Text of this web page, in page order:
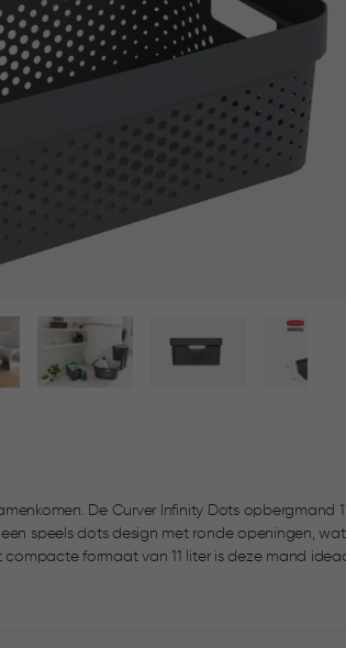
De Curver Infinity Dots opbergmand
speels dots design met ronde openingen,
slaapkamer of speelkamer. De comfortabele
te maken en goed stapelbaar.